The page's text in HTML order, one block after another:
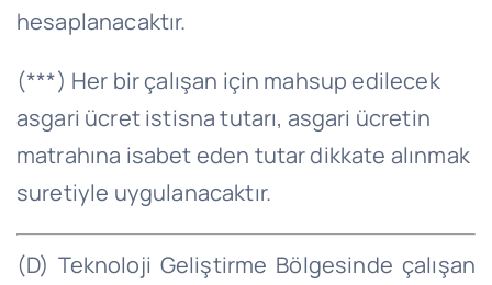
hesaplanacaktır.
(***) Her bir çalışan için mahsup edilecek
asgari ücret istisna tutarı, asgari ücretin
matrahına isabet eden tutar dikkate alınmak
suretiyle uygulanacaktır.
(D) Teknoloji Geliştirme Bölgesinde çalışan